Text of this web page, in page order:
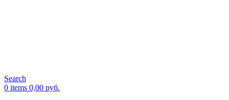
Search
0 items 0,00 руб.